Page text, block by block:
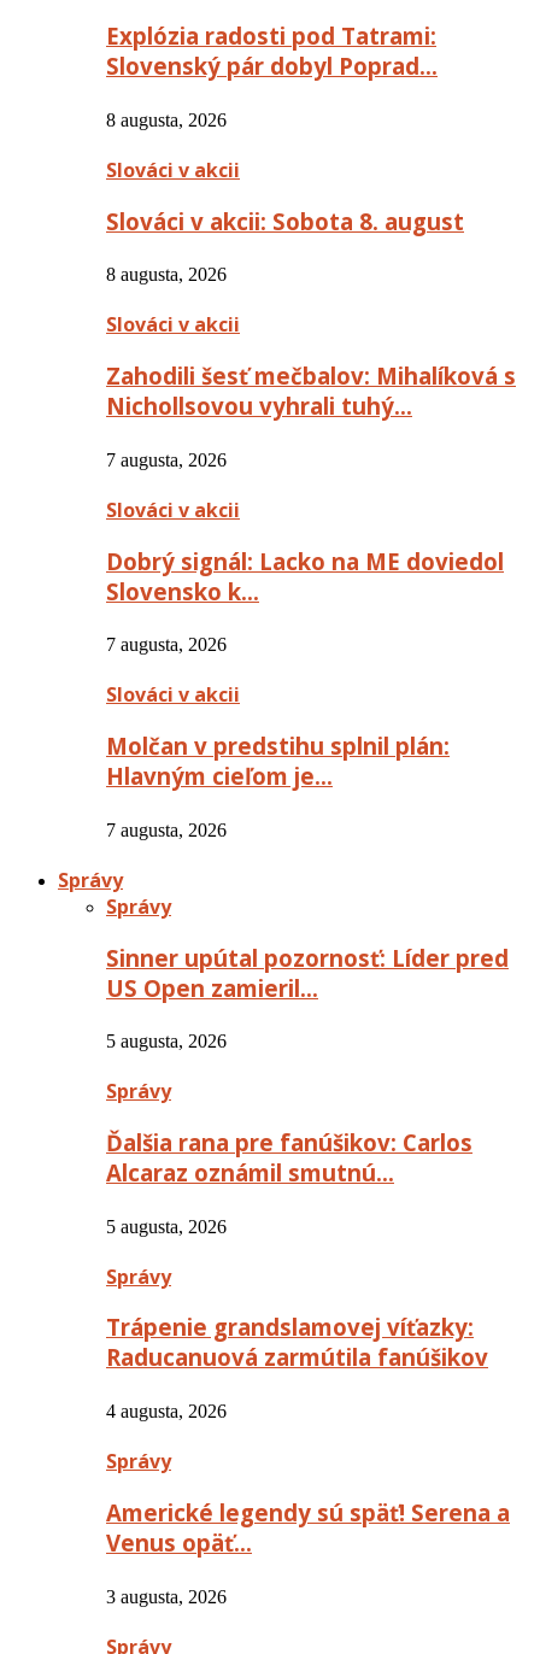
Explózia radosti pod Tatrami:
Slovenský pár dobyl Poprad…
8 augusta, 2026
Slováci v akcii
Slováci v akcii: Sobota 8. august
8 augusta, 2026
Slováci v akcii
Zahodili šesť mečbalov: Mihalíková s
Nichollsovou vyhrali tuhý…
7 augusta, 2026
Slováci v akcii
Dobrý signál: Lacko na ME doviedol
Slovensko k…
7 augusta, 2026
Slováci v akcii
Molčan v predstihu splnil plán:
Hlavným cieľom je…
7 augusta, 2026
Správy
Správy
Sinner upútal pozornosť: Líder pred
US Open zamieril…
5 augusta, 2026
Správy
Ďalšia rana pre fanúšikov: Carlos
Alcaraz oznámil smutnú…
5 augusta, 2026
Správy
Trápenie grandslamovej víťazky:
Raducanuová zarmútila fanúšikov
4 augusta, 2026
Správy
Americké legendy sú späť! Serena a
Venus opäť…
3 augusta, 2026
Správy